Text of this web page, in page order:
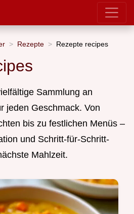
Rezepte Rezepte recipes
Sammlung an
jeden Geschmack. Von
bis zu festlichen Menüs –
und Schritt-für-Schritt-
Mahlzeit.